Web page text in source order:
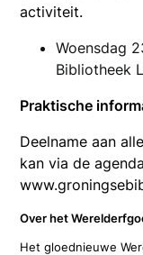
activiteit.
Woensdag
Bibliotheek
Praktische
Deelname aan
kan via de
Over het
Het gloednieuwe